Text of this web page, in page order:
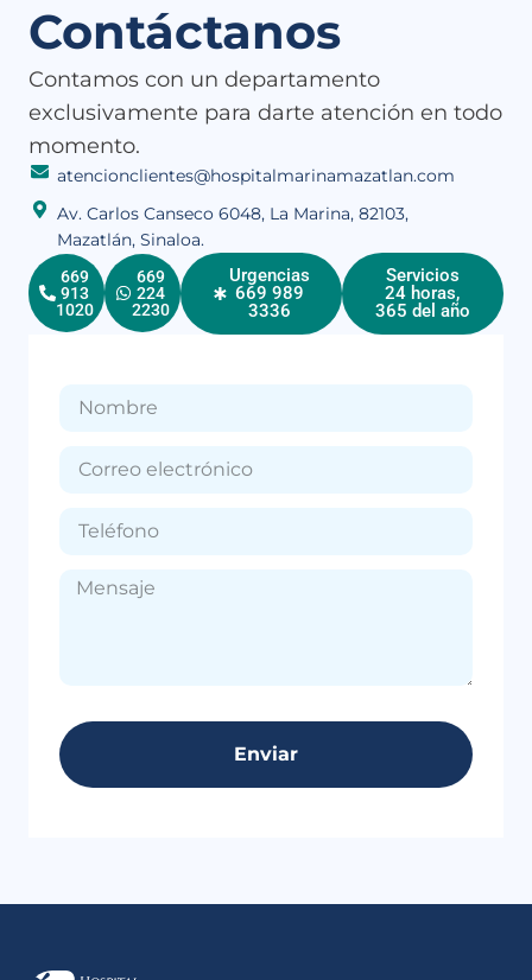
Contáctanos
Contamos con un departamento
exclusivamente para darte atención en todo
momento.
atencionclientes@hospitalmarinamazatlan.com
Av. Carlos Canseco 6048, La Marina, 82103,
Mazatlán, Sinaloa.
669
913
1020
669
224
2230
Urgencias
669 989
3336
Servicios
24 horas,
365 del año
Enviar